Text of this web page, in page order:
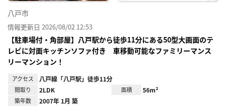
八戸市
情報更新日 2026/08/02 12:53
【駐車場付・角部屋】八戸駅から徒歩11分にある50型大画面のテ
レビに対面キッチンソファ付き 車移動可能なファミリーマンス
リーマンション！
アクセス 八戸線「八戸駅」徒歩11分
間取り 2LDK 面積 56m²
築年数 2007年 1月 築